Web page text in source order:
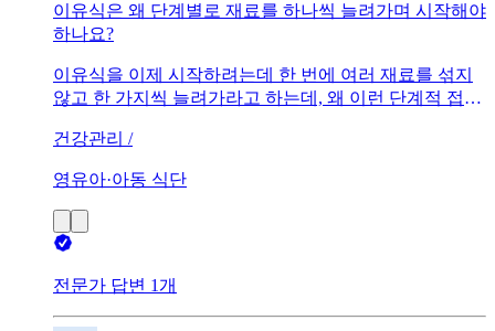
이유식은 왜 단계별로 재료를 하나씩 늘려가며 시작해야
하나요?
이유식을 이제 시작하려는데 한 번에 여러 재료를 섞지
않고 한 가지씩 늘려가라고 하는데, 왜 이런 단계적 접근
건강관리 /
영유아·아동 식단
전문가 답변 1개